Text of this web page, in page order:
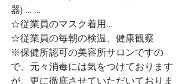
器) … …
☆従業員のマスク着用…
☆従業員の毎朝の検温、健康観察
※保健所認可の美容所サロンですの
で、元々消毒には気をつけております
が、更に徹底させていただいておりま